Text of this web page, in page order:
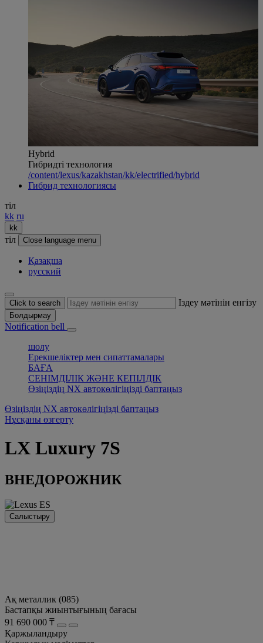
Hybrid
Гибридті технология
/content/lexus/kazakhstan/kk/electrified/hybrid
Гибрид технологиясы
тіл
kk ru
kk
тіл Close language menu
Қазақша
русский
Click to search Іздеу мәтінін енгізу
Болдырмау
Notification bell
шолу
Ерекшеліктер мен сипаттамалары
БАҒА
СЕНІМДІЛІК ЖӘНЕ КЕПІЛДІК
Өзіңіздің NX автокөлігіңізді баптаңыз
Өзіңіздің NX автокөлігіңізді баптаңыз
Нұсқаны өзгерту
LX Luxury 7S
ВНЕДОРОЖНИК
Салыстыру
Ақ металлик (085)
Бастапқы жиынтығының бағасы
91 690 000 ₸
Қаржыландыру